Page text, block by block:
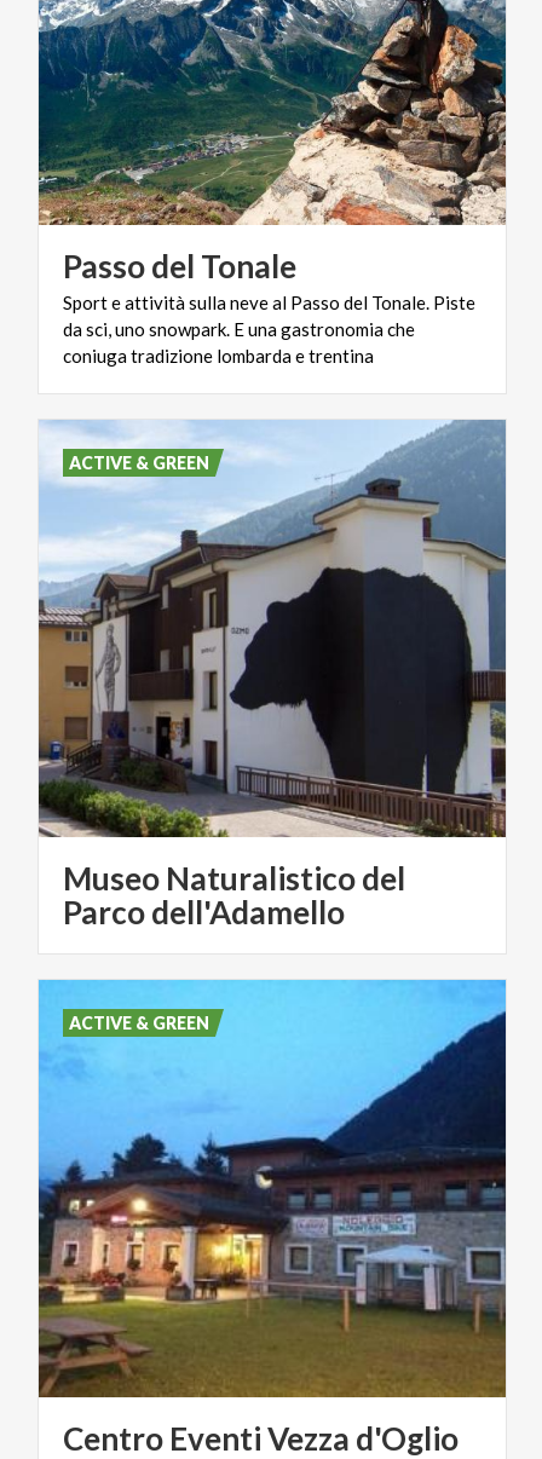
Passodel Tonale
Sport e attività sulla neve al Passo del Tonale. Piste
da sci, uno snowpark. E una gastronomia che
coniuga tradizione lombarda e trentina
Museo Naturalistico del
Parco dell'Adamello
ACTIVE & GREEN
Centro EventiVezza d'Oglio
ACTIVE & GREEN